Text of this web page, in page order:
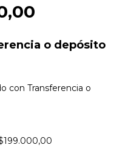
o depósito
con Transferencia o